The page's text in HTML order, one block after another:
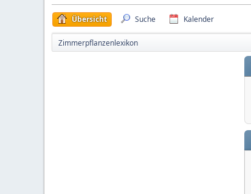
Übersicht Suche Kalender
Zimmerpflanzenlexikon